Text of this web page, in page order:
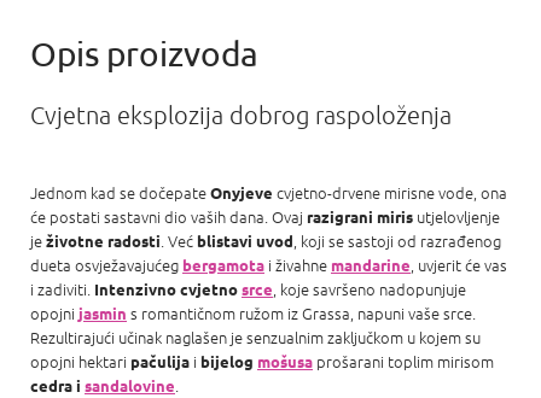
Cvjetna eksplozija dobrog raspoloženja
Jednom kad se dočepateOnyjeve cvjetno-drvene mirisne vode, ona
će postati sastavni dio vaših dana. Ovaj razigrani miris utjelovljenje
ježivotne radosti. Već blistavi uvod, koji se sastoji od razrađenog
dueta osvježavajućeg bergamota i živahne mandarine, uvjerit će vas
i zadiviti. Intenzivno cvjetnosrce, koje savršeno nadopunjuje
opojni jasmin s romantičnom ružom iz Grassa, napuni vaše srce.
Rezultirajući učinak naglašen je senzualnim zaključkom u kojem su
opojni hektari pačulija i bijelog mošusa prošarani toplim mirisom
cedra i sandalovine.